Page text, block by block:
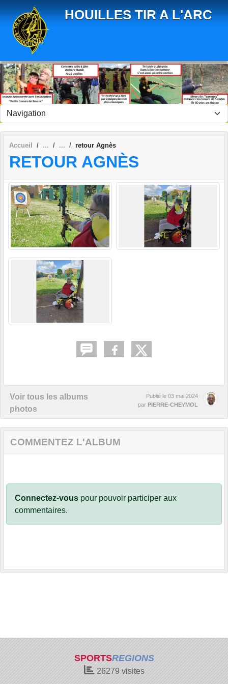
HOUILLES TIR A L'ARC
Accueil retour Agnès
RETOUR AGNÈS
Voir tous les albums
photos
Publié le 03 mai 2024
par PIERRE-CHEYMOL
COMMENTEZ L'ALBUM
Connectez-vous pour pouvoir participer aux
commentaires.
SPORTSREGIONS
26279 visites
Panneau de gestion des cookies